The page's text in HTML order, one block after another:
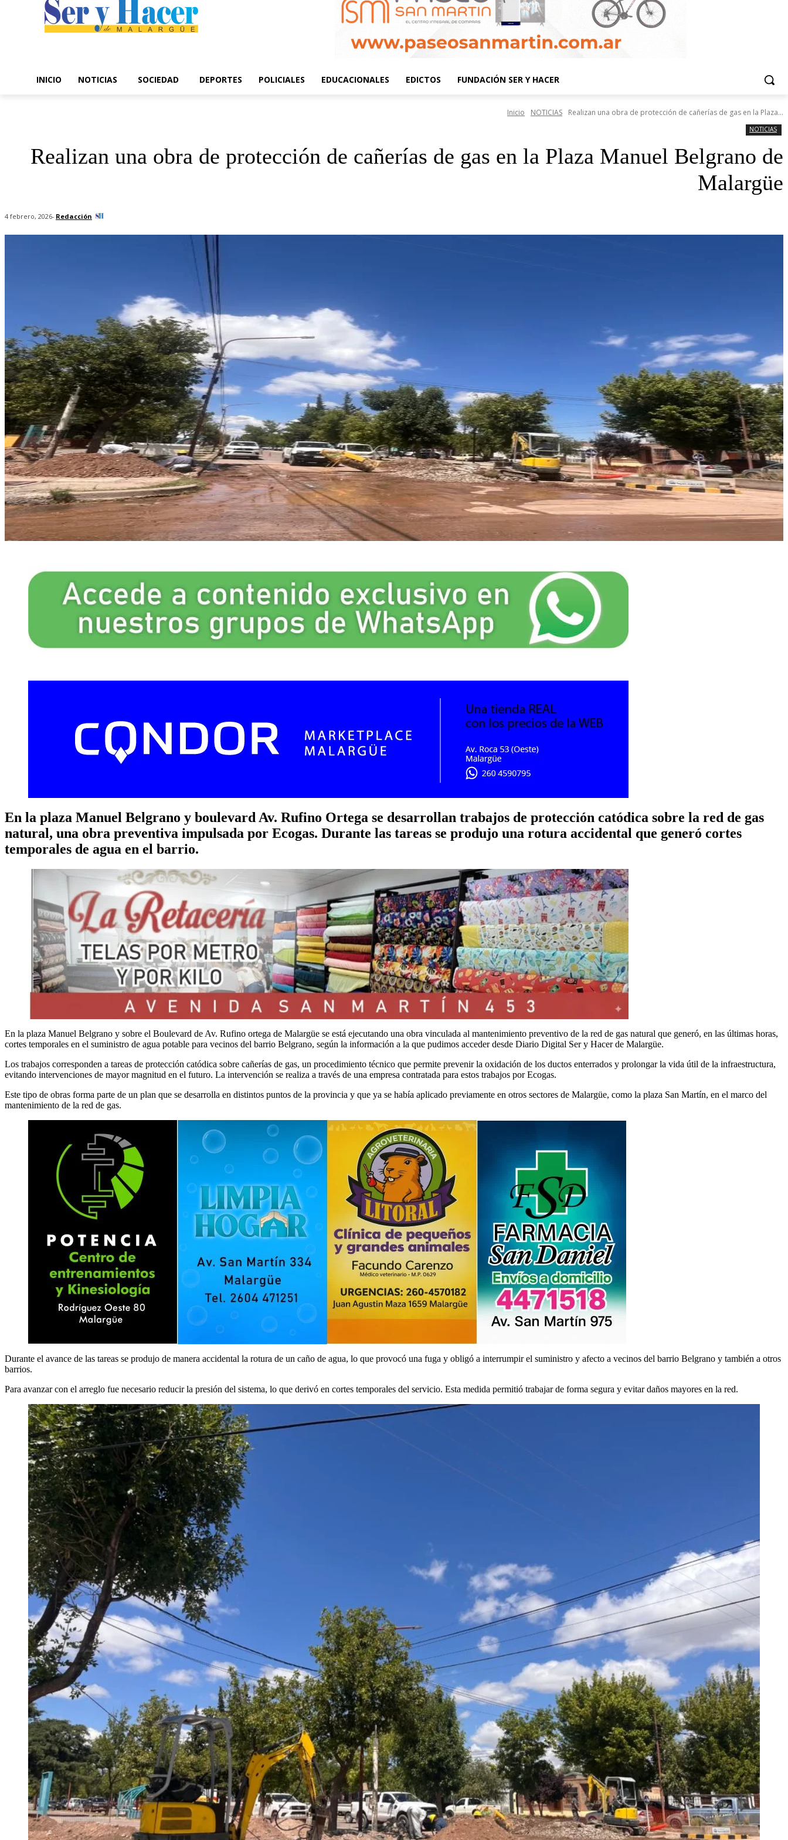
INICIO NOTICIAS SOCIEDAD DEPORTES POLICIALES EDUCACIONALES EDICTOS FUNDACIÓN SER Y HACER
Inicio NOTICIAS Realizan una obra de protección de cañerías de gas en la Plaza...
NOTICIAS
Realizan una obra de protección de cañerías de gas en la Plaza Manuel Belgrano de
Malargüe
4 febrero, 2026- Redacción
En la plaza Manuel Belgrano y boulevard Av. Rufino Ortega se desarrollan trabajos de protección catódica sobre la red de gas
natural, una obra preventiva impulsada por Ecogas. Durante las tareas se produjo una rotura accidental que generó cortes
temporales de agua en el barrio.
En la plaza Manuel Belgrano y sobre el Boulevard de Av. Rufino ortega de Malargüe se está ejecutando una obra vinculada al mantenimiento preventivo de la red de gas natural que generó, en las últimas horas,
cortes temporales en el suministro de agua potable para vecinos del barrio Belgrano, según la información a la que pudimos acceder desde Diario Digital Ser y Hacer de Malargüe.
Los trabajos corresponden a tareas de protección catódica sobre cañerías de gas, un procedimiento técnico que permite prevenir la oxidación de los ductos enterrados y prolongar la vida útil de la infraestructura,
evitando intervenciones de mayor magnitud en el futuro. La intervención se realiza a través de una empresa contratada para estos trabajos por Ecogas.
Este tipo de obras forma parte de un plan que se desarrolla en distintos puntos de la provincia y que ya se había aplicado previamente en otros sectores de Malargüe, como la plaza San Martín, en el marco del
mantenimiento de la red de gas.
Durante el avance de las tareas se produjo de manera accidental la rotura de un caño de agua, lo que provocó una fuga y obligó a interrumpir el suministro y afecto a vecinos del barrio Belgrano y también a otros
barrios.
Para avanzar con el arreglo fue necesario reducir la presión del sistema, lo que derivó en cortes temporales del servicio. Esta medida permitió trabajar de forma segura y evitar daños mayores en la red.